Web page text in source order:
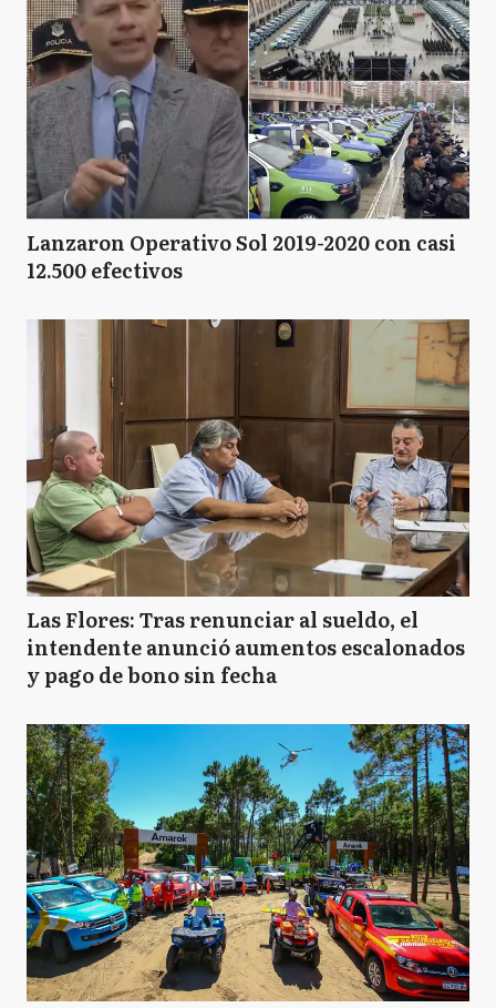
Lanzaron Operativo Sol 2019-2020 con casi
12.500 efectivos
Las Flores: Tras renunciar al sueldo, el
intendente anunció aumentos escalonados
y pago de bono sin fecha